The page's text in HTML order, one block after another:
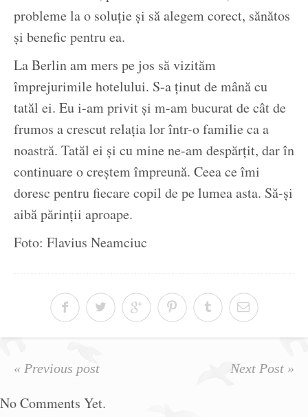
probleme la o soluție și să alegem corect, sănătos
și benefic pentru ea.
La Berlin am mers pe jos să vizităm
împrejurimile hotelului. S-a ținut de mână cu
tatăl ei. Eu i-am privit și m-am bucurat de cât de
frumos a crescut relația lor într-o familie ca a
noastră. Tatăl ei și cu mine ne-am despărțit, dar în
continuare o creștem împreună. Ceea ce îmi
doresc pentru fiecare copil de pe lumea asta. Să-și
aibă părinții aproape.
Foto: Flavius Neamciuc
« Previous post Next Post »
No Comments Yet.